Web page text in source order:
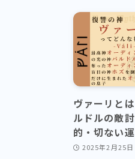
ヴァーリと
ルドルの敵
的・切ない
2025年2月25日